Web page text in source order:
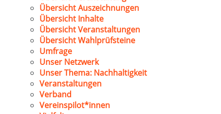
Übersicht Auszeichnungen
Übersicht Inhalte
Übersicht Veranstaltungen
Übersicht Wahlprüfsteine
Umfrage
Unser Netzwerk
Unser Thema: Nachhaltigkeit
Veranstaltungen
Verband
Vereinspilot*innen